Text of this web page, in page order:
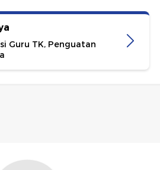
Guru TK, Penguatan